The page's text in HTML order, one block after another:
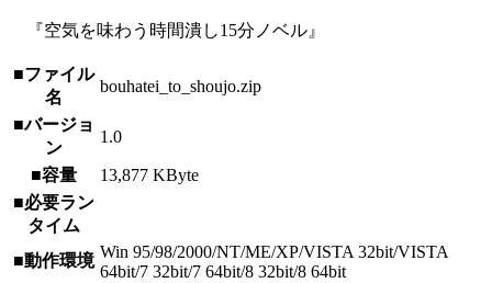
『空気を味わう時間潰し15分ノベル』
■ファイル
名
bouhatei_to_shoujo.zip
■バージョ
ン
1.0
■容量
13,877 KByte
■必要ラン
タイム
■動作環境 Win 95/98/2000/NT/ME/XP/VISTA 32bit/VISTA
64bit/7 32bit/7 64bit/8 32bit/8 64bit